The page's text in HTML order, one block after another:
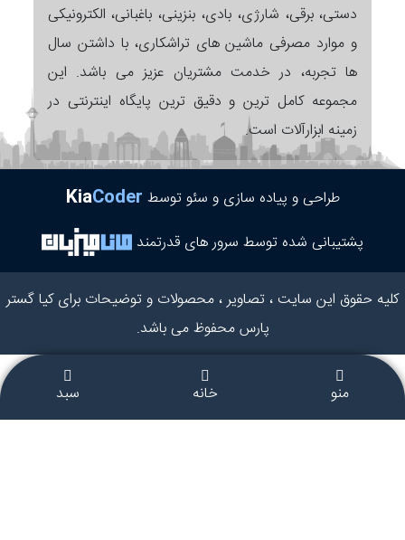
دستی، برقی، شارژی، بادی، بنزینی، باغبانی، الکترونیکی
و موارد مصرفی ماشین های تراشکاری، با داشتن سال
ها تجربه، در خدمت مشتریان عزیز می باشد. این
مجموعه کامل ترین و دقیق ترین پایگاه اینترنتی در
زمینه ابزارآلات است.
طراحی و پیاده سازی و سئو توسط KiaCoder
پشتیبانی شده توسط سرور های قدرتمند
کلیه حقوق این سایت ، تصاویر ، محصولات و توضیحات برای کیا گستر
پارس محفوظ می باشد.
منو خانه سبد